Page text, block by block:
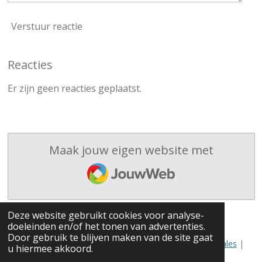
Deze website gebruikt cookies voor analyse-
doeleinden en/of het tonen van advertenties.
Door gebruik te blijven maken van de site gaat
u hiermee akkoord.
Verstuur reactie
Reacties
Er zijn geen reacties geplaatst.
Maak jouw eigen website met
JouwWeb
© 2022 - 2023 Gesteldevragen.nl |onderdeel van AFM Sales |
Privacy beleid|Algemene Voorwaarden